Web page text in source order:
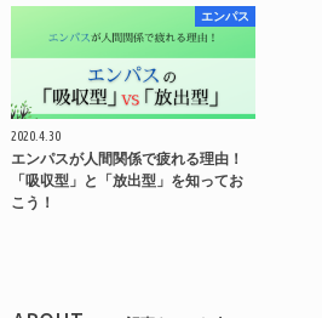
エンパス
2020.4.30
エンパスが人間関係で疲れる理由！
「吸収型」と「放出型」を知ってお
こう！